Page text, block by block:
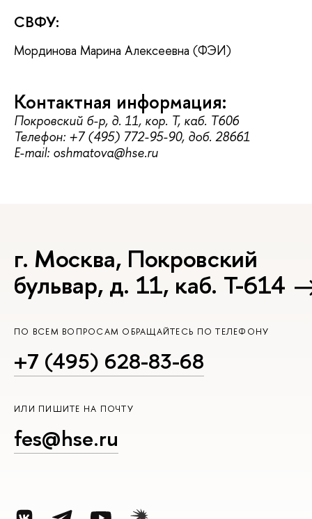
СВФУ:
Мординова Марина Алексеевна (ФЭИ)
Контактная информация:
Покровский б-р, д. 11, кор. Т, каб. T606
Телефон: +7 (495) 772-95-90, доб. 28661
E-mail: oshmatova@hse.ru
г. Москва, Покровский
бульвар, д. 11, каб. Т-614
ПО ВСЕМ ВОПРОСАМ ОБРАЩАЙТЕСЬ ПО ТЕЛЕФОНУ
+7 (495) 628-83-68
ИЛИ ПИШИТЕ НА ПОЧТУ
fes@hse.ru